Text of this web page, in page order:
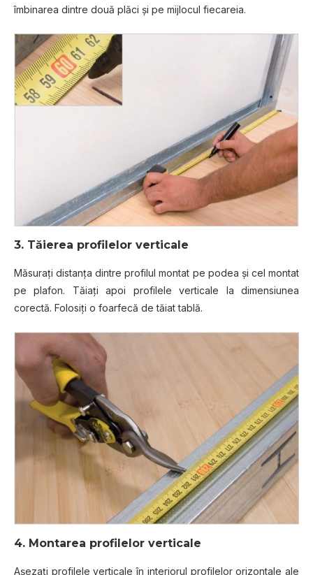
îmbinarea dintre două plăci şi pe mijlocul fiecareia.
3. Tăierea profilelor verticale
Măsuraţi distanţa dintre profilul montat pe podea şi cel montat
pe plafon. Tăiaţi apoi profilele verticale la dimensiunea
corectă. Folosiţi o foarfecă de tăiat tablă.
4. Montarea profilelor verticale
Aşezaţi profilele verticale în interiorul profilelor orizontale ale